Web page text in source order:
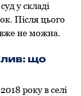
у складі
Після цього
вже не можна.
що
року в селі